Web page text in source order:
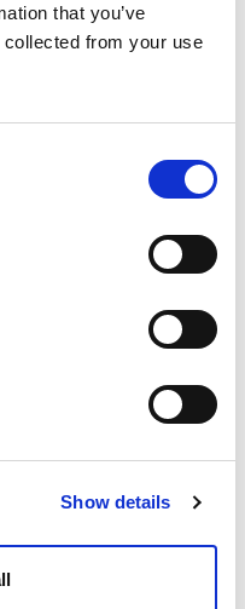
that you’ve
collected from your use
Show details